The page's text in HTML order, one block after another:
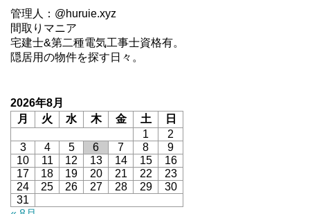
管理人：@huruie.xyz
間取りマニア
宅建士&第二種電気工事士資格有。
隠居用の物件を探す日々。
2026年8月
月
火 水 木 金 土
日
1
2
3
4 5 6 7 8
9
10
11 12 13 14 15
16
17
18 19 20 21 22
23
24
25 26 27 28 29
30
31